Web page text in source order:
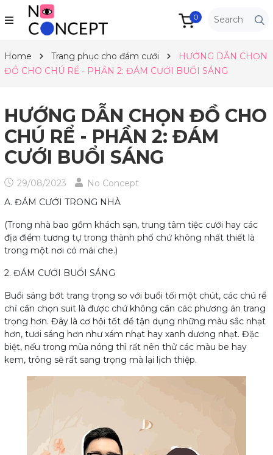
0
Home Trang phục cho đám cưới
HƯỚNG DẪN CHỌN
ĐỒ CHO CHÚ RỂ - PHẦN 2: ĐÁM CƯỚI BUỔI SÁNG
HƯỚNG DẪN CHỌN ĐỒ CHO
CHÚ RỂ - PHẦN 2: ĐÁM
CƯỚI BUỔI SÁNG
29/08/2023
No Concept
A. ĐÁM CƯỚI TRONG NHÀ
(Trong nhà bao gồm khách sạn, trung tâm tiệc cưới hay các
địa điểm tương tự trong thành phố chứ không nhất thiết là
trong một nơi có mái che.)
2. ĐÁM CƯỚI BUỔI SÁNG
Buổi sáng bớt trang trọng so với buổi tối một chút, các chú rể
chỉ cần chọn suit là được chứ không cần các phương án trang
trọng hơn. Đây là cơ hội tốt để tận dụng những màu sắc nhạt
hơn, tươi sáng hơn như xám nhạt hay xanh dương nhạt. Đặc
biệt, nếu trong mùa nóng thì rất nên thử các màu be hay
kem, trông sẽ rất sang trọng mà lại lịch thiệp.